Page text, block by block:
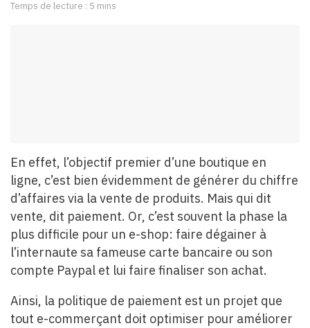
Temps de lecture : 5 mins
En effet, l’objectif premier d’une boutique en
ligne, c’est bien évidemment de générer du chiffre
d’affaires via la vente de produits. Mais qui dit
vente, dit paiement. Or, c’est souvent la phase la
plus difficile pour un e-shop: faire dégainer à
l’internaute sa fameuse carte bancaire ou son
compte Paypal et lui faire finaliser son achat.
Ainsi, la politique de paiement est un projet que
tout e-commerçant doit optimiser pour améliorer